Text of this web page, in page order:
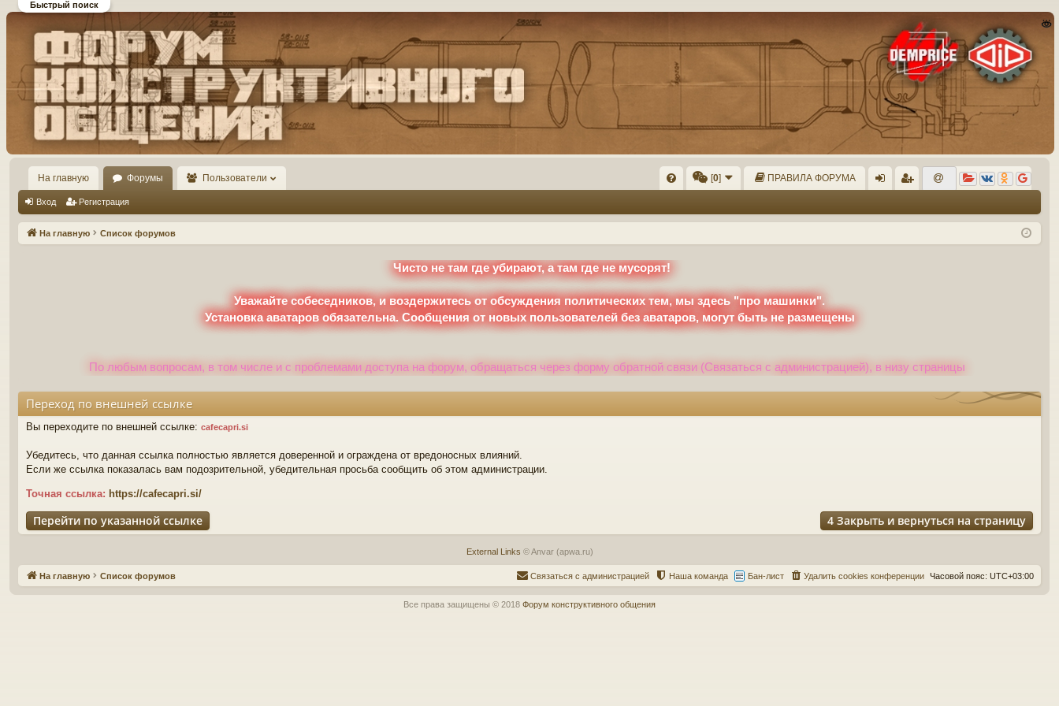
Форум DiP и DEMPRICE
конструктивного общения
На главную Форумы Пользователи
Q
[0] ПРАВИЛА ФОРУМА
д ис
Вход Регистрация
На главную Список форумов
Быстрый поиск
Чисто не там где убирают, а там где не мусорят!
Уважайте собеседников, и воздержитесь от обсуждения политических тем, мы здесь "про машинки".
Установка аватаров обязательна. Сообщения от новых пользователей без аватаров, могут быть не размещены
По любым вопросам, в том числе и с проблемами доступа на форум, обращаться через форму обратной связи (Связаться с администрацией), в низу страницы
Переход по внешней ссылке
Вы переходите по внешней ссылке: cafecapri.si
Убедитесь, что данная ссылка полностью является доверенной и ограждена от вредоносных влияний.
Если же ссылка показалась вам подозрительной, убедительная просьба сообщить об этом администрации.
Точная ссылка: https://cafecapri.si/
Перейти по указанной ссылке 4 Закрыть и вернуться на страницу
External Links © Anvar (apwa.ru)
На главную Список форумов Часовой пояс: UTC+03:00
Удалить cookies конференции
Бан-лист
Наша команда
Связаться с администрацией
Все права защищены © 2018 Форум конструктивного общения